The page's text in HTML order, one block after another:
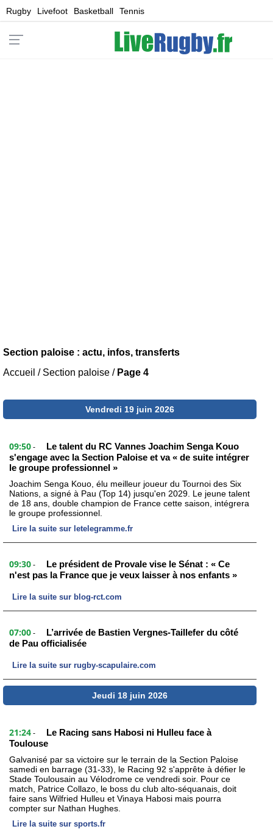
Rugby Livefoot Basketball Tennis
Section paloise : actu, infos, transferts
Accueil / Section paloise / Page 4
Vendredi 19 juin 2026
09:50 -
Le talent du RC Vannes Joachim Senga Kouo
s'engage avec la Section Paloise et va « de suite intégrer
le groupe professionnel »
Joachim Senga Kouo, élu meilleur joueur du Tournoi des Six
Nations, a signé à Pau (Top 14) jusqu'en 2029. Le jeune talent
de 18 ans, double champion de France cette saison, intégrera
le groupe professionnel.
Lire la suite sur letelegramme.fr
09:30 -
Le président de Provale vise le Sénat : « Ce
n'est pas la France que je veux laisser à nos enfants »
Lire la suite sur blog-rct.com
07:00 -
L’arrivée de Bastien Vergnes-Taillefer du côté
de Pau officialisée
Lire la suite sur rugby-scapulaire.com
Jeudi 18 juin 2026
21:24 -
Le Racing sans Habosi ni Hulleu face à
Toulouse
Galvanisé par sa victoire sur le terrain de la Section Paloise
samedi en barrage (31-33), le Racing 92 s'apprête à défier le
Stade Toulousain au Vélodrome ce vendredi soir. Pour ce
match, Patrice Collazo, le boss du club alto-séquanais, doit
faire sans Wilfried Hulleu et Vinaya Habosi mais pourra
compter sur Nathan Hughes.
Lire la suite sur sports.fr